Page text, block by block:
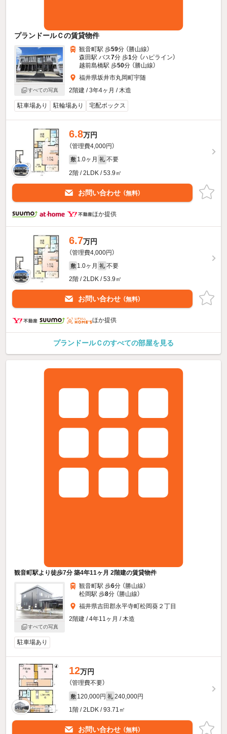
プランドールＣの賃貸物件
すべての写真
観音町駅 歩59分 （勝山線）
森田駅 バス7分 歩1分 （ハピライン）
越前島橋駅 歩50分 （勝山線）
福井県坂井市丸岡町宇随
2階建 / 3年4ヶ月 / 木造
駐車場あり 駐輪場あり 宅配ボックス
6.8万円
（管理費4,000円）
敷 1.0ヶ月 礼 不要
2階 / 2LDK / 53.9㎡
お問い合わせ （無料）
ほか提供
6.7万円
（管理費4,000円）
敷 1.0ヶ月 礼 不要
2階 / 2LDK / 53.9㎡
お問い合わせ （無料）
ほか提供
プランドールＣのすべての部屋を見る
観音町駅より徒歩7分 築4年11ヶ月 2階建の賃貸物件
すべての写真
観音町駅 歩6分 （勝山線）
松岡駅 歩8分 （勝山線）
福井県吉田郡永平寺町松岡葵２丁目
2階建 / 4年11ヶ月 / 木造
駐車場あり
12万円
（管理費不要）
敷 120,000円 礼 240,000円
1階 / 2LDK / 93.71㎡
お問い合わせ （無料）